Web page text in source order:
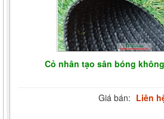
Cỏ nhân tạo sân bóng
Giá bán: Liên